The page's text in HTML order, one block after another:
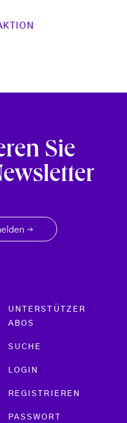
Sie
→
UNTERSTÜTZER
ABOS
SUCHE
LOGIN
REGISTRIEREN
PASSWORT